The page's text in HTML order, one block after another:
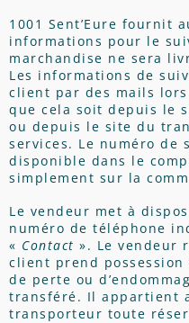
1001 Sent’Eure fournit
informations pour le
marchandise ne sera
Les informations de
client par des mails lors
que cela soit depuis le
ou depuis le site du
services. Le numéro de
disponible dans le
simplement sur la
Le vendeur met à
numéro de téléphone
« Contact ». Le vendeur
client prend
de perte ou
transféré. Il appartient
transporteur toute